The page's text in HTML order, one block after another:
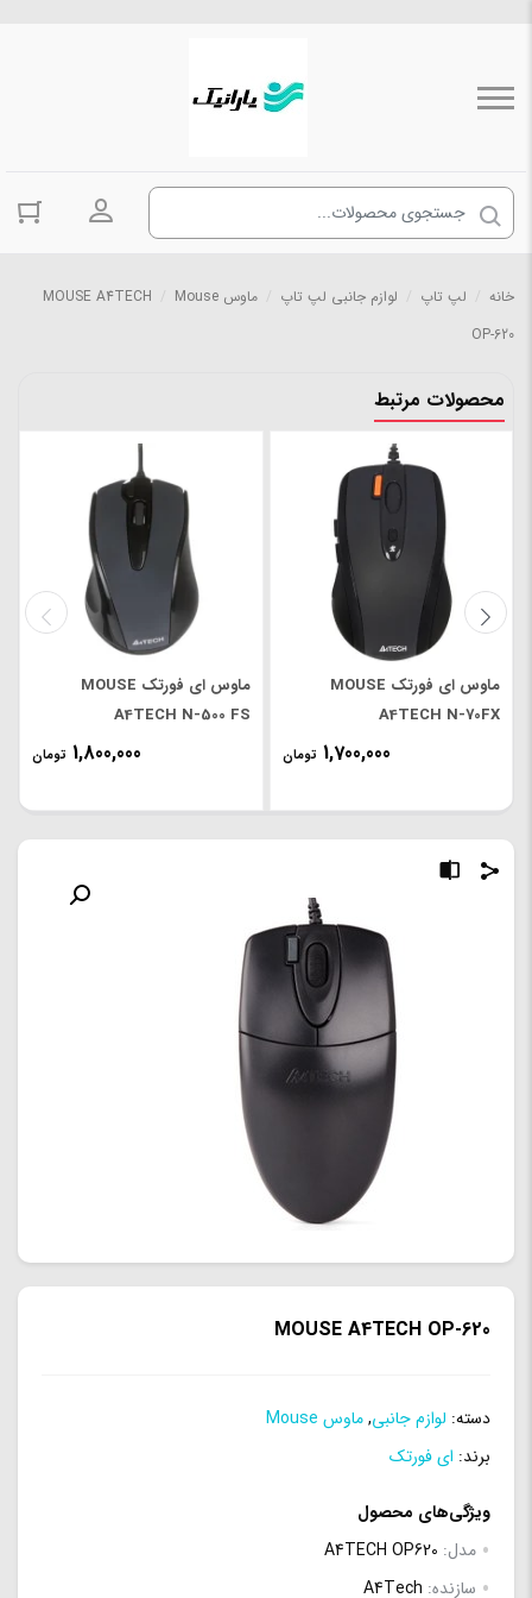
ورود به
خانه لپ تاپ لوازم جانبی لپ تاپ ماوس Mouse
MOUSE A4TECH
OP-620
محصولات مرتبط
ماوس ای فورتک MOUSE
A4TECH N-70FX
1,700,000 تومان
ماوس ای فورتک MOUSE
A4TECH N-500 FS
1,800,000 تومان
MOUSE A4TECH OP-620
دسته: لوازم جانبی,ماوس Mouse
برند: ای فورتک
ویژگی‌های محصول
مدل: A4TECH OP620
سازنده: A4Tech